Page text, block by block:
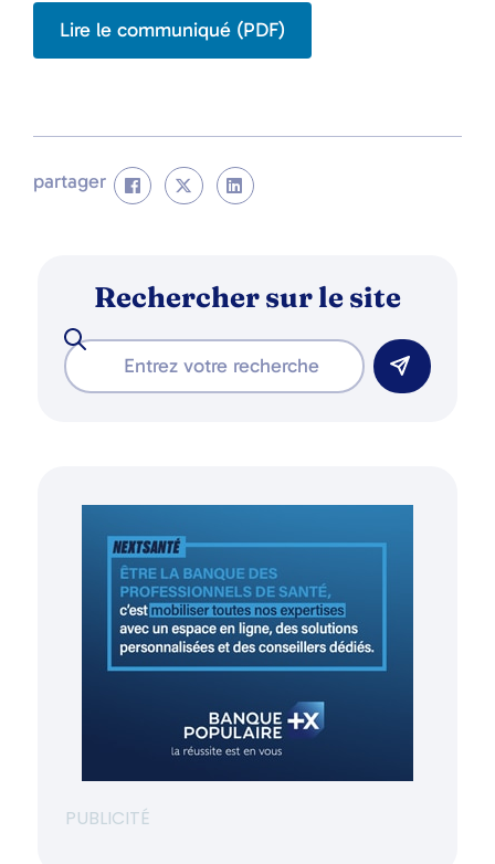
Lire le communiqué (PDF)
partager
Rechercher sur le site
PUBLICITÉ